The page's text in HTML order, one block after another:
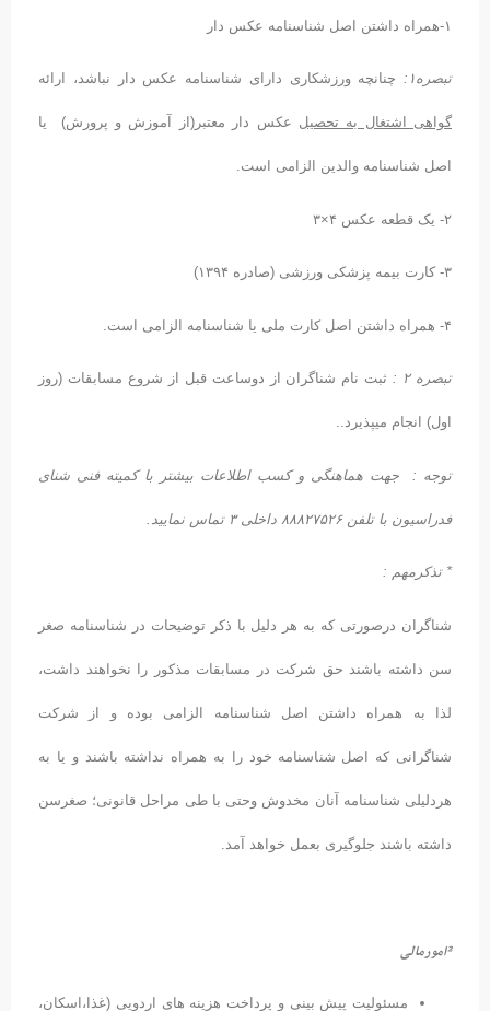
چنانچه ورزشکاری دارای شناسنامه عکس دار نباشد، ارائه
اشتغال به تحصیلعکس دار معتبر(از آموزش و پرورش) یا
شناسنامه والدین الزامی است.
ثبت نام شناگران از دوساعت قبل از شروع مسابقات (روز
انجام میپذیرد..
: جهت هماهنگی و کسب اطلاعات بیشتر با کمیته فنی شنای
با تلفن ۸۸۸۲۷۵۲۶ داخلی ۳ تماس نمایید.
تذکرمهم :
درصورتی که به هر دلیل با ذکر توضیحات در شناسنامه صغر
داشته باشند حق شرکت در مسابقات مذکور را نخواهند داشت،
به همراه داشتن اصل شناسنامه الزامی بوده و از شرکت
که اصل شناسنامه خود را به همراه نداشته باشند و یا به
شناسنامه آنان مخدوش وحتی با طی مراحل قانونی؛ صغرسن
باشند جلوگیری بعمل خواهد آمد.
امورمالی